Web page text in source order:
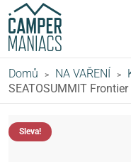
Domů > NA VAŘENÍ >
SEATOSUMMIT
Sleva!